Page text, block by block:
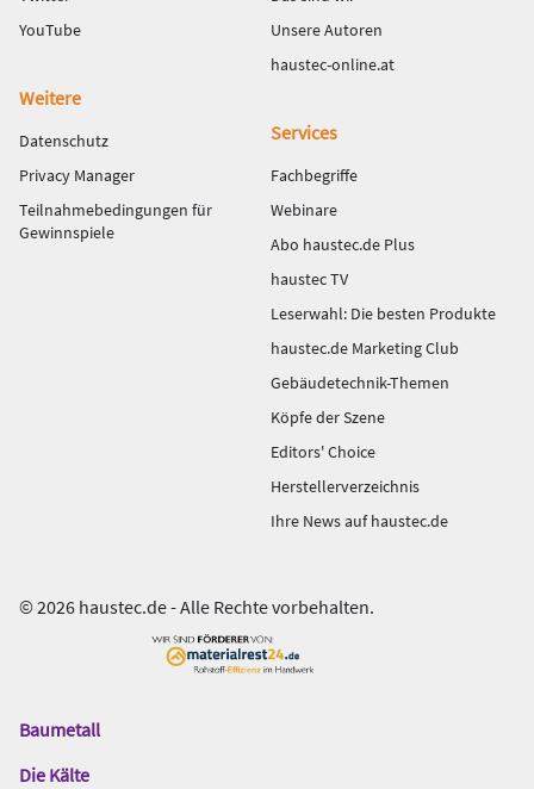
YouTube
Unsere Autoren
haustec-online.at
Weitere
Datenschutz
Privacy Manager
Teilnahmebedingungen für
Gewinnspiele
Services
Fachbegriffe
Webinare
Abo haustec.de Plus
haustec TV
Leserwahl: Die besten Produkte
haustec.de Marketing Club
Gebäudetechnik-Themen
Köpfe der Szene
Editors' Choice
Herstellerverzeichnis
Ihre News auf haustec.de
© 2026 haustec.de - Alle Rechte vorbehalten.
Das
Gentner
Baumetall
Die Kälte